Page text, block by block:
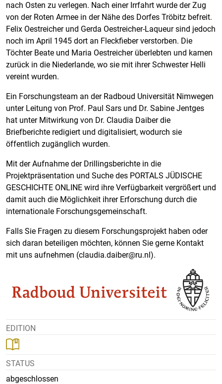
nach Osten zu verlegen. Nach einer Irrfahrt wurde der Zug
von der Roten Armee in der Nähe des Dorfes Tröbitz befreit.
Felix Oestreicher und Gerda Oestreicher-Laqueur sind jedoch
noch im April 1945 dort an Fleckfieber verstorben. Die
Töchter Beate und Maria Oestreicher überlebten und kamen
zurück in die Niederlande, wo sie mit ihrer Schwester Helli
vereint wurden.
Ein Forschungsteam an der Radboud Universität Nimwegen
unter Leitung von Prof. Paul Sars und Dr. Sabine Jentges
hat unter Mitwirkung von Dr. Claudia Daiber die
Briefberichte redigiert und digitalisiert, wodurch sie
öffentlich zugänglich wurden.
Mit der Aufnahme der Drillingsberichte in die
Projektpräsentation und Suche des PORTALS JÜDISCHE
GESCHICHTE ONLINE wird ihre Verfügbarkeit vergrößert und
damit auch die Möglichkeit ihrer Erforschung durch die
internationale Forschungsgemeinschaft.
Falls Sie Fragen zu diesem Forschungsprojekt haben oder
sich daran beteiligen möchten, können Sie gerne Kontakt
mit uns aufnehmen (claudia.daiber@ru.nl).
EDITION
STATUS
abgeschlossen